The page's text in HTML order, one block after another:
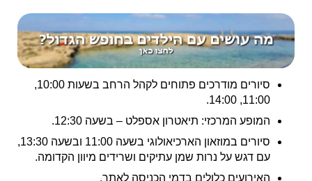
סיורים מודרכים פתוחים לקהל הרחב בשעות 10:00,
11:00, 14:00.
המופע המרכזי: תיאטרון אספלט – בשעה 12:30.
סיורים במוזאון הארכיאולוגי בשעה 11:00 ובשעה 13:30,
עם דגש על נרות שמן עתיקים ושרידים מיוון הקדומה.
האירועים כלולים בדמי הכניסה לאתר.